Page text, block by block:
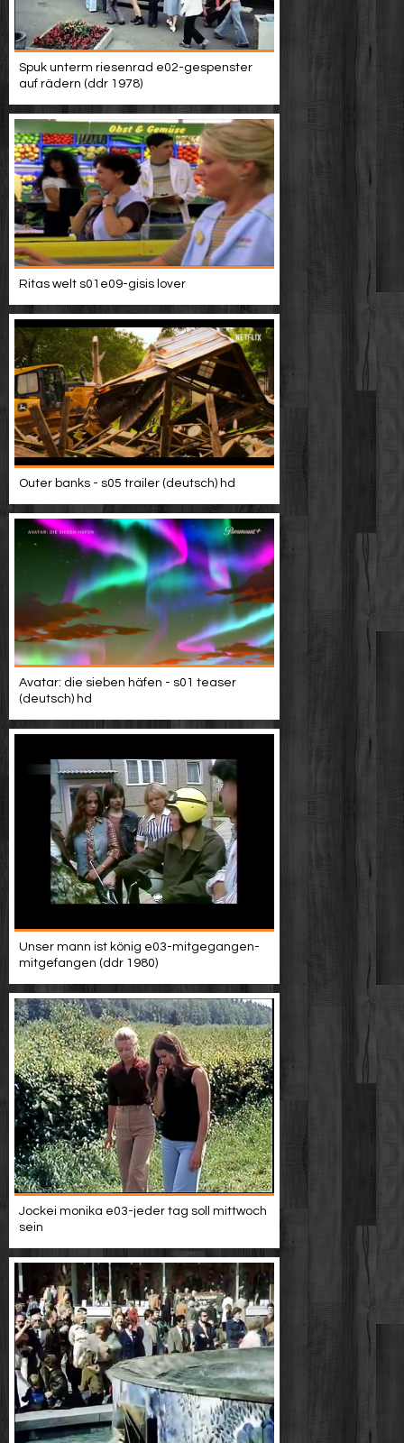
Spuk unterm riesenrad e02-gespenster
auf rädern (ddr 1978)
Ritas welt s01e09-gisis lover
Outer banks - s05 trailer (deutsch) hd
Avatar: die sieben häfen - s01 teaser
(deutsch) hd
Unser mann ist könig e03-mitgegangen-
mitgefangen (ddr 1980)
Jockei monika e03-jeder tag soll mittwoch
sein